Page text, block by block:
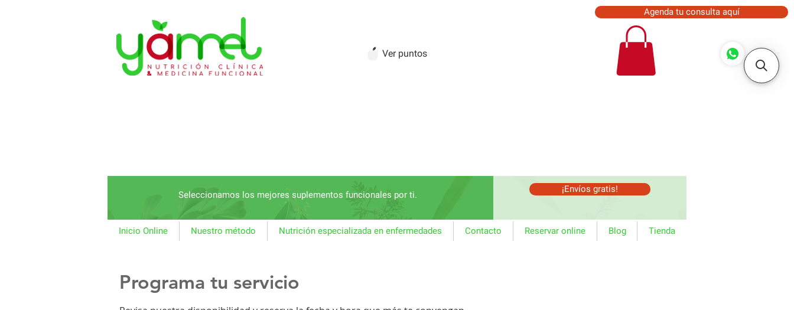
Agenda tu consulta aquí
Ver puntos
Seleccionamos los mejores suplementos funcionales por ti.
¡Envíos gratis!
Inicio Online Nuestro método Nutrición especializada en enfermedades Contacto Reservar online Blog Tienda
Programa tu servicio